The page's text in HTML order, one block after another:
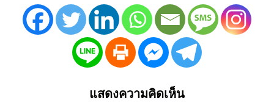
แสดงความคิดเห็น